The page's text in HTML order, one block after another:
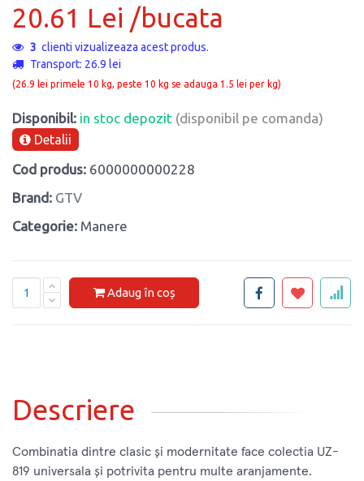
20.61 Lei /bucata
3 clienti vizualizeaza acest produs.
Transport: 26.9 lei
(26.9 lei primele 10 kg, peste 10 kg se adauga 1.5 lei per kg)
Disponibil: in stoc depozit (disponibil pe comanda)
Detalii
Cod produs: 6000000000228
Brand: GTV
Categorie: Manere
Adaug în coș
Descriere
Combinatia dintre clasic și modernitate face colectia UZ-
819 universala și potrivita pentru multe aranjamente.